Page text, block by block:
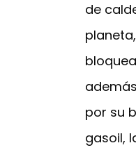
de
por su
gasoil,